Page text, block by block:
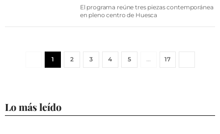
El programa reúne tres piezas contemporánea
en pleno centro de Huesca
1 2 3 4 5 … 17
Lo más leído